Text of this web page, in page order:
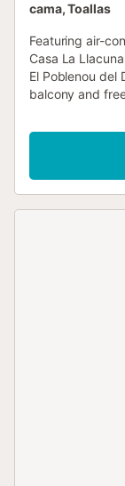
cama, Toallas
Featuring air-
Casa La
El Poblenou del
balcony and